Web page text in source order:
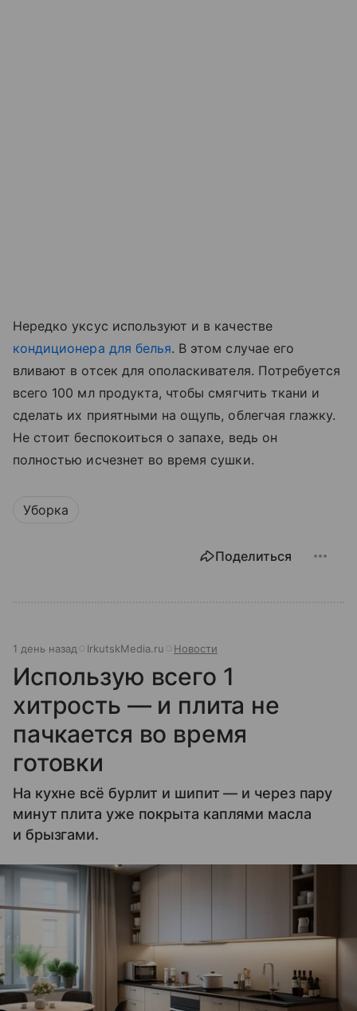
Нередко уксус используют и в качестве
кондиционера для белья. В этом случае его
вливают в отсек для ополаскивателя. Потребуется
всего 100 мл продукта, чтобы смягчить ткани и
сделать их приятными на ощупь, облегчая глажку.
Не стоит беспокоиться о запахе, ведь он
полностью исчезнет во время сушки.
Уборка
Поделиться
1 день назад IrkutskMedia.ru Новости
Использую всего 1
хитрость — и плита не
пачкается во время
готовки
На кухне всё бурлит и шипит — и через пару
минут плита уже покрыта каплями масла
и брызгами.